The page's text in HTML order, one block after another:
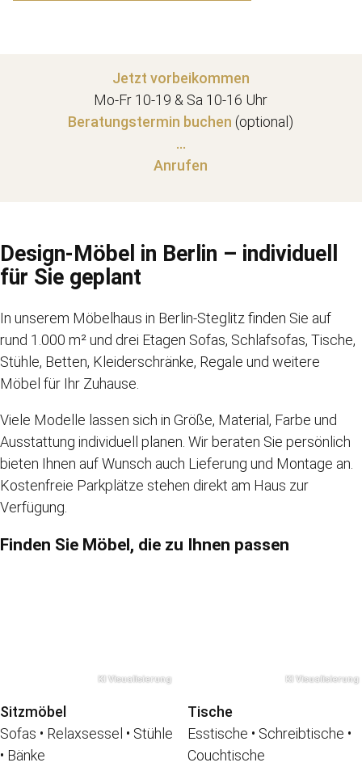
Jetzt vorbeikommen
Mo-Fr 10-19 & Sa 10-16 Uhr
Beratungstermin buchen (optional)
...
Anrufen
Design-Möbel in Berlin – individuell
für Sie geplant
In unserem Möbelhaus in Berlin-Steglitz finden Sie auf
rund 1.000 m² und drei Etagen Sofas, Schlafsofas, Tische,
Stühle, Betten, Kleiderschränke, Regale und weitere
Möbel für Ihr Zuhause.
Viele Modelle lassen sich in Größe, Material, Farbe und
Ausstattung individuell planen. Wir beraten Sie persönlich
bieten Ihnen auf Wunsch auch Lieferung und Montage an.
Kostenfreie Parkplätze stehen direkt am Haus zur
Verfügung.
Finden Sie Möbel, die zu Ihnen passen
Sitzmöbel
Sofas • Relaxsessel • Stühle
• Bänke
Tische
Esstische • Schreibtische •
Couchtische